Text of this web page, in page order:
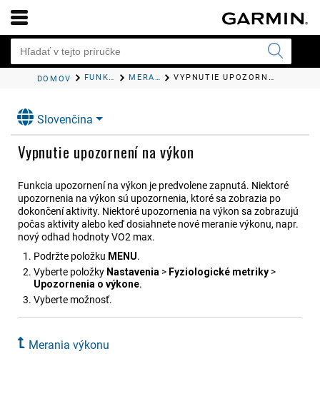
DOMOV FUNKCIE SRDCOVÉHO TEPU MERANIA VÝKONU VYPNUTIE UPOZORNENÍ NA VÝKON
Slovenčina
Vypnutie upozornení na výkon
Funkcia upozornení na výkon je predvolene zapnutá. Niektoré
upozornenia na výkon sú upozornenia, ktoré sa zobrazia po
dokončení aktivity. Niektoré upozornenia na výkon sa zobrazujú
počas aktivity alebo keď dosiahnete nové meranie výkonu, napr.
nový odhad hodnoty VO2 max.
Podržte položku MENU.
Vyberte položky Nastavenia > Fyziologické metriky >
Upozornenia o výkone.
Vyberte možnosť.
Merania výkonu